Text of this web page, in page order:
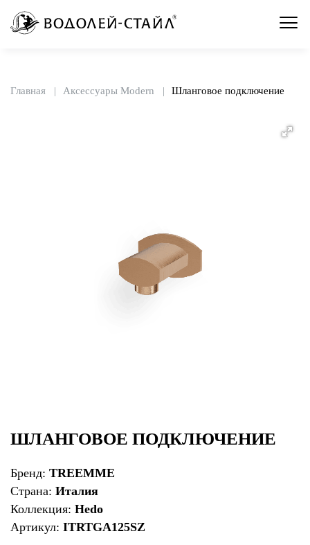
Главная Аксессуары Modern Шланговое подключение
ШЛАНГОВОЕ ПОДКЛЮЧЕНИЕ
Бренд: TREEMME
Страна: Италия
Коллекция: Hedo
Артикул: ITRTGA125SZ